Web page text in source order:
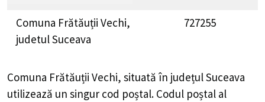
Comuna Frătăuții Vechi,
judetul Suceava
727255
Comuna Frătăuții Vechi, situată în județul Suceava
utilizează un singur cod poștal. Codul poștal al